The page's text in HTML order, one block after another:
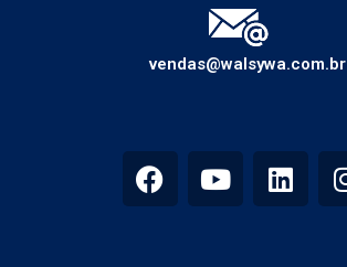
vendas@walsywa.com.br